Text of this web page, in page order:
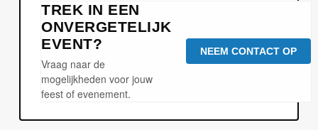
TREK IN EEN
ONVERGETELIJK
EVENT?
Vraag naar de
mogelijkheden voor jouw
feest of evenement.
NEEM CONTACT OP